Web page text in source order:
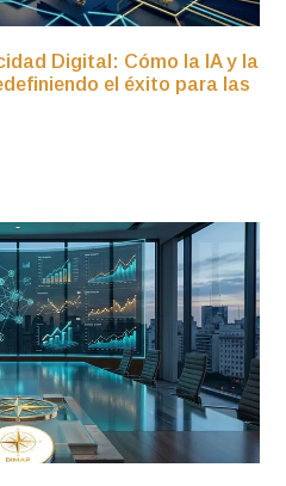
Digital: Cómo la IA y la
el éxito para las